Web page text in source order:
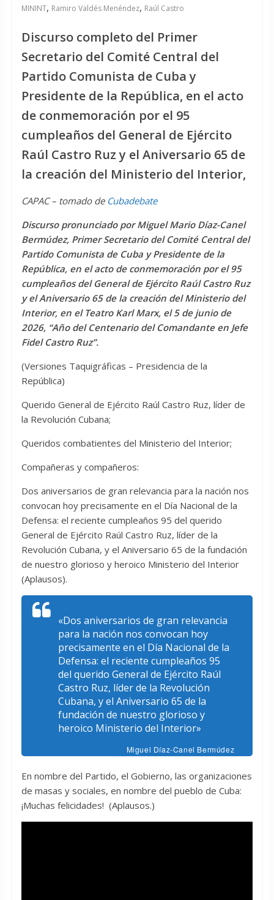
MININT, Ramiro Valdés Menéndez, Raúl Castro
Discurso completo del Primer
Secretario del Comité Central del
Partido Comunista de Cuba y
Presidente de la República, en el acto
de conmemoración por el 95
cumpleaños del General de Ejército
Raúl Castro Ruz y el Aniversario 65 de
la creación del Ministerio del Interior,
CAPAC – tomado de Cubadebate
Discurso pronunciado por Miguel Mario Díaz-Canel
Bermúdez, Primer Secretario del Comité Central del
Partido Comunista de Cuba y Presidente de la
República, en el acto de conmemoración por el 95
cumpleaños del General de Ejército Raúl Castro Ruz
y el Aniversario 65 de la creación del Ministerio del
Interior, en el Teatro Karl Marx, el 5 de junio de
2026, “Año del Centenario del Comandante en Jefe
Fidel Castro Ruz”.
(Versiones Taquigráficas – Presidencia de la
República)
Querido General de Ejército Raúl Castro Ruz, líder de
la Revolución Cubana;
Queridos combatientes del Ministerio del Interior;
Compañeras y compañeros:
Dos aniversarios de gran relevancia para la nación nos
convocan hoy precisamente en el Día Nacional de la
Defensa: el reciente cumpleaños 95 del querido
General de Ejército Raúl Castro Ruz, líder de la
Revolución Cubana, y el Aniversario 65 de la fundación
de nuestro glorioso y heroico Ministerio del Interior
(Aplausos).
«Dos aniversarios de gran relevancia
para la nación nos convocan hoy
precisamente en el Día Nacional de la
Defensa: el reciente cumpleaños 95
del querido General de Ejército Raúl
Castro Ruz, líder de la Revolución
Cubana, y el Aniversario 65 de la
fundación de nuestro glorioso y
heroico Ministerio del Interior»
Miguel Díaz-Canel Bermúdez
En nombre del Partido, el Gobierno, las organizaciones
de masas y sociales, en nombre del pueblo de Cuba:
¡Muchas felicidades! (Aplausos.)